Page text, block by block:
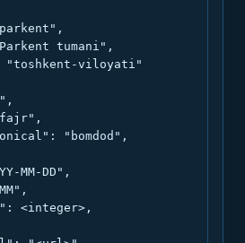
tumani",
"toshkent-viloyati"
"bomdod",
MM-DD",
<integer>,